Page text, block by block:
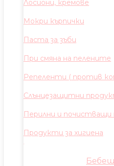
Лосиони, кремове
Мокри кърпички
Паста за зъби
При смяна на пелените
Репеленти ( против
Слънцезащитни
Перилни и почистващи
Продукти за хигиена